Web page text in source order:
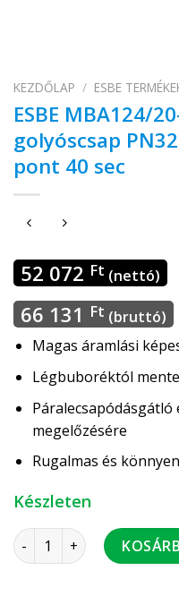
KEZDŐLAP / ESBE
ESBE MBA124/
golyóscsap
pont 40 sec
52 072 Ft (nettó)
66 131 Ft (bruttó)
Magas áramlási
Légbuboréktól
Páralecsapódásgátló
megelőzésére
Rugalmas és
Készleten
ESBE MBA124/20-45